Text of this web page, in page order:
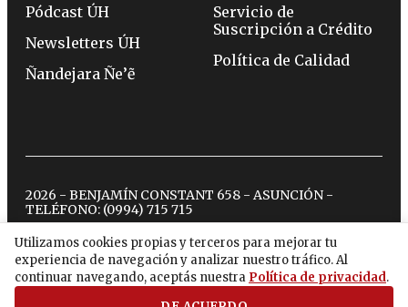
Utilizamos cookies propias y terceros para mejorar tu
experiencia de navegación y analizar nuestro tráfico. Al
continuar navegando, aceptás nuestra Política de privacidad.
Pódcast ÚH
Newsletters ÚH
Ñandejara Ñe’ẽ
Servicio de
Suscripción a Crédito
Política de Calidad
2026 - BENJAMÍN CONSTANT 658 - ASUNCIÓN -
TELÉFONO: (0994) 715 715
twitterinstagram
facebook
tiktokyoutubespotify